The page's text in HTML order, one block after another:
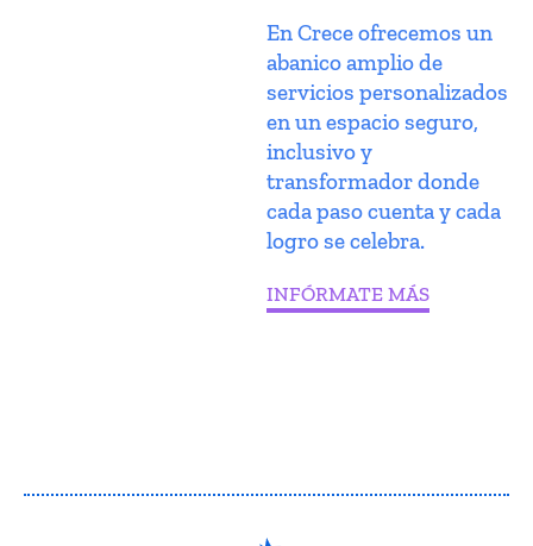
En Crece ofrecemos un
abanico amplio de
servicios personalizados
en un espacio seguro,
inclusivo y
transformador donde
cada paso cuenta y cada
logro se celebra.
INFÓRMATE MÁS